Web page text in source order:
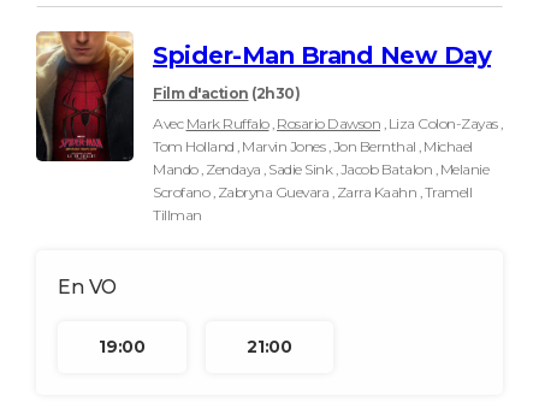
Spider-Man Brand New Day
Film d'action (2h30)
Avec Mark Ruffalo, Rosario Dawson , Liza Colon-Zayas ,
Tom Holland , Marvin Jones , Jon Bernthal , Michael
Mando , Zendaya , Sadie Sink , Jacob Batalon , Melanie
Scrofano , Zabryna Guevara , Zarra Kaahn , Tramell
Tillman
19:00 21:00